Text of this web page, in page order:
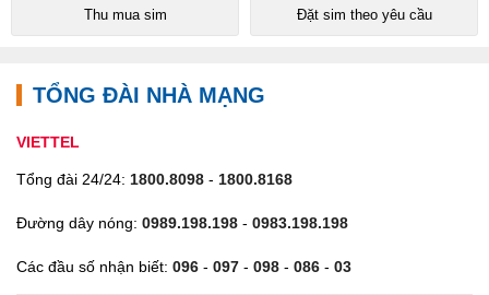
Thu mua sim Đặt sim theo yêu cầu
TỔNG ĐÀI NHÀ MẠNG
VIETTEL
Tổng đài 24/24: 1800.8098 - 1800.8168
Đường dây nóng: 0989.198.198 - 0983.198.198
Các đầu số nhận biết: 096 - 097 - 098 - 086 - 03